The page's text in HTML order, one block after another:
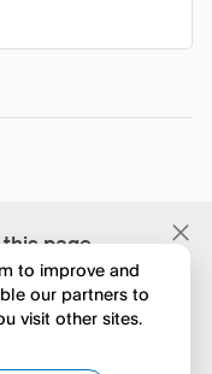
this page
to improve and
our partners to
visit other sites.